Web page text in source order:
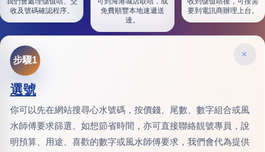
收及號碼確認程序。
免費順豐本地速遞送
達。
要到電訊商辦理上台。
×
步驟1
選號
你可以先在網站搜尋心水號碼，按價錢、尾數、數字組合或風
水師傅要求篩選。如想節省時間，亦可直接聯絡靚號專員，說
明預算、用途、喜歡的數字或風水師傅要求，我們會代為提供